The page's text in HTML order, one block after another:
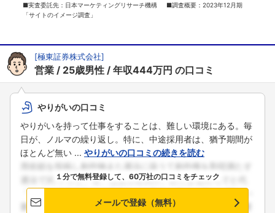
■実査委託先：日本マーケティングリサーチ機構 ■調査概要：2023年12月期
「サイトのイメージ調査」
[極東証券株式会社]
営業 25歳男性 年収444万円 の口コミ
やりがいの口コミ
やりがいを持って仕事をすることは、難しい環境にある。毎
日が、ノルマの繰り返し。特に、中途採用者は、猶予期間が
ほとんど無い ... やりがいの口コミの続きを読む
１分で無料登録して、60万社の口コミをチェック
メールで登録（無料）